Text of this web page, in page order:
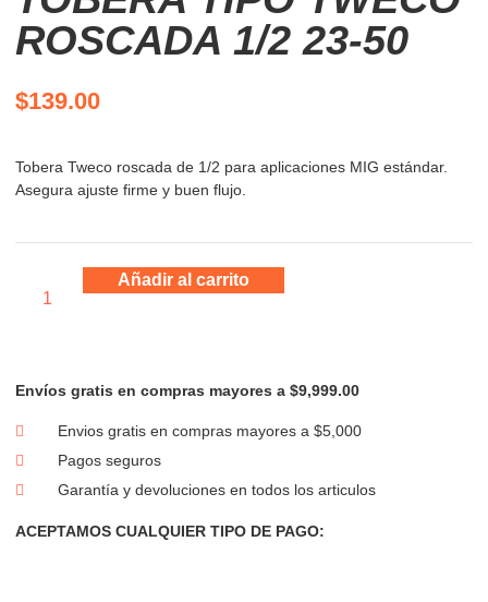
ROSCADA 1/2 23-50
$139.00
Tobera Tweco roscada de 1/2 para aplicaciones MIG estándar.
Asegura ajuste firme y buen flujo.
Añadir al carrito
Envíos gratis en compras mayores a $9,999.00
Envios gratis en compras mayores a $5,000
Pagos seguros
Garantía y devoluciones en todos los articulos
ACEPTAMOS CUALQUIER TIPO DE PAGO: